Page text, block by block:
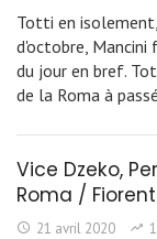
Totti en
d'octobre, Mancini
du jour en bref.
de la Roma à
Vice Dzeko,
Roma /
21 avril 2020